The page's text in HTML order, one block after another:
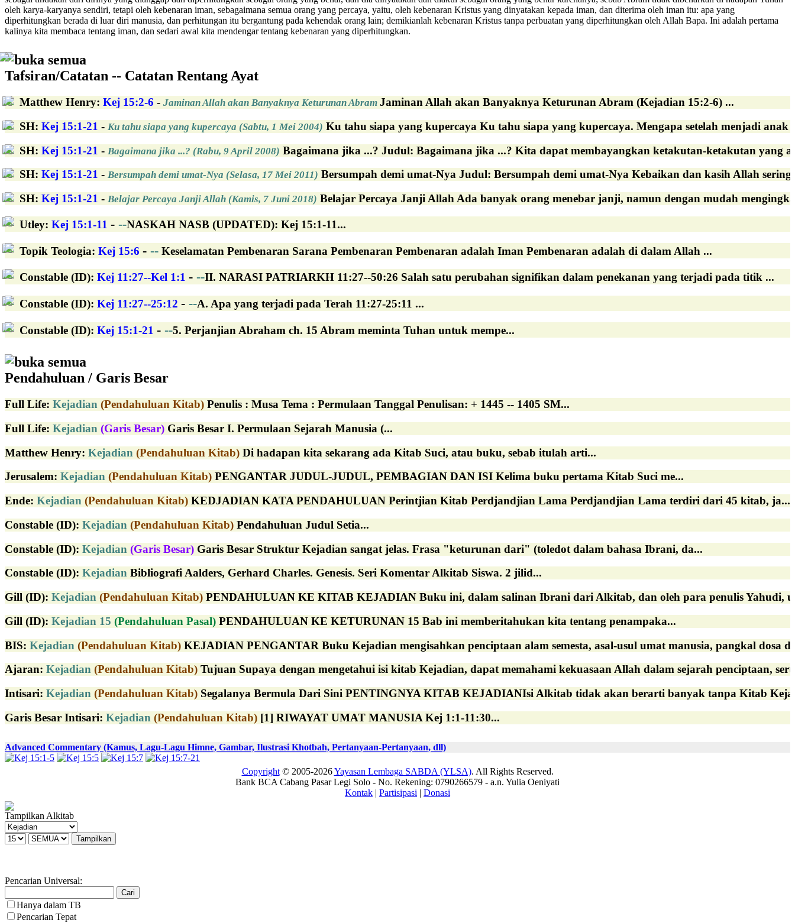
oleh karya-karyanya sendiri, tetapi oleh kebenaran iman, sebagaimana semua orang yang percaya, yaitu, oleh kebenaran Kristus yang dinyatakan kepada iman, dan diterima oleh iman itu: apa yang
diperhitungkan berada di luar diri manusia, dan perhitungan itu bergantung pada kehendak orang lain; demikianlah kebenaran Kristus tanpa perbuatan yang diperhitungkan oleh Allah Bapa. Ini adalah pertama
kalinya kita membaca tentang iman, dan sedari awal kita mendengar tentang kebenaran yang diperhitungkan.
buka semua
Tafsiran/Catatan -- Catatan Rentang Ayat
Matthew Henry: Kej 15:2-6 - Jaminan Allah akan Banyaknya Keturunan Abram Jaminan Allah akan Banyaknya Keturunan Abram (Kejadian 15:2-6) ...
SH: Kej 15:1-21 - Ku tahu siapa yang kupercaya (Sabtu, 1 Mei 2004) Ku tahu siapa yang kupercaya Ku tahu siapa yang kupercaya. Mengapa setelah menjadi anak
SH: Kej 15:1-21 - Bagaimana jika ...? (Rabu, 9 April 2008) Bagaimana jika ...? Judul: Bagaimana jika ...? Kita dapat membayangkan ketakutan-ketakutan yang
SH: Kej 15:1-21 - Bersumpah demi umat-Nya (Selasa, 17 Mei 2011) Bersumpah demi umat-Nya Judul: Bersumpah demi umat-Nya Kebaikan dan kasih Allah
SH: Kej 15:1-21 - Belajar Percaya Janji Allah (Kamis, 7 Juni 2018) Belajar Percaya Janji Allah Ada banyak orang menebar janji, namun dengan mudah
Utley: Kej 15:1-11 - --NASKAH NASB (UPDATED): Kej 15:1-11...
Topik Teologia: Kej 15:6 - -- Keselamatan Pembenaran Sarana Pembenaran Pembenaran adalah Iman Pembenaran adalah di dalam Allah ...
Constable (ID): Kej 11:27--Kel 1:1 - --II. NARASI PATRIARKH 11:27--50:26 Salah satu perubahan signifikan dalam penekanan yang terjadi pada titik ...
Constable (ID): Kej 11:27--25:12 - --A. Apa yang terjadi pada Terah 11:27-25:11 ...
Constable (ID): Kej 15:1-21 - --5. Perjanjian Abraham ch. 15 Abram meminta Tuhan untuk mempe...
buka semua
Pendahuluan / Garis Besar
Full Life: Kejadian (Pendahuluan Kitab) Penulis : Musa Tema : Permulaan Tanggal Penulisan: + 1445 -- 1405 SM...
Full Life: Kejadian (Garis Besar) Garis Besar I. Permulaan Sejarah Manusia (...
Matthew Henry: Kejadian (Pendahuluan Kitab) Di hadapan kita sekarang ada Kitab Suci, atau buku, sebab itulah arti...
Jerusalem: Kejadian (Pendahuluan Kitab) PENGANTAR JUDUL-JUDUL, PEMBAGIAN DAN ISI Kelima buku pertama Kitab Suci me...
Ende: Kejadian (Pendahuluan Kitab) KEDJADIAN KATA PENDAHULUAN Perintjian Kitab Perdjandjian Lama Perdjandjian Lama terdiri dari 45 kitab, ja...
Constable (ID): Kejadian (Pendahuluan Kitab) Pendahuluan Judul Setia...
Constable (ID): Kejadian (Garis Besar) Garis Besar Struktur Kejadian sangat jelas. Frasa "keturunan dari" (toledot dalam bahasa Ibrani, da...
Constable (ID): Kejadian Bibliografi Aalders, Gerhard Charles. Genesis. Seri Komentar Alkitab Siswa. 2 jilid...
Gill (ID): Kejadian (Pendahuluan Kitab) PENDAHULUAN KE KITAB KEJADIAN Buku ini, dalam salinan Ibrani dari Alkitab, dan oleh para penulis Yahudi,
Gill (ID): Kejadian 15 (Pendahuluan Pasal) PENDAHULUAN KE KETURUNAN 15 Bab ini memberitahukan kita tentang penampaka...
BIS: Kejadian (Pendahuluan Kitab) KEJADIAN PENGANTAR Buku Kejadian mengisahkan penciptaan alam semesta, asal-usul umat manusia, pangkal dosa
Ajaran: Kejadian (Pendahuluan Kitab) Tujuan Supaya dengan mengetahui isi kitab Kejadian, dapat memahami kekuasaan Allah dalam sejarah penciptaan,
Intisari: Kejadian (Pendahuluan Kitab) Segalanya Bermula Dari Sini PENTINGNYA KITAB KEJADIANIsi Alkitab tidak akan berarti banyak tanpa Kitab
Garis Besar Intisari: Kejadian (Pendahuluan Kitab) [1] RIWAYAT UMAT MANUSIA Kej 1:1-11:30...
Advanced Commentary (Kamus, Lagu-Lagu Himne, Gambar, Ilustrasi Khotbah, Pertanyaan-Pertanyaan, dll)
Copyright© 2005-2026Yayasan Lembaga SABDA (YLSA). All Rights Reserved.
Bank BCA Cabang Pasar Legi Solo - No. Rekening: 0790266579 - a.n. Yulia Oeniyati
Kontak | Partisipasi | Donasi
Tampilkan Alkitab
Pencarian Universal:
Hanya dalam TB
Pencarian Tepat